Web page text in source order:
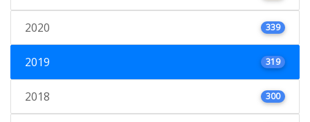
2020 339
2019 319
2018 300